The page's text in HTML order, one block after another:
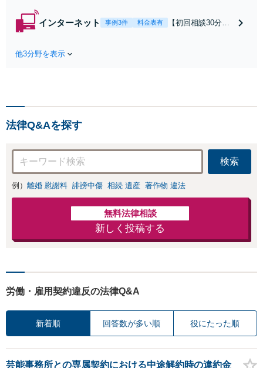
れたら、サインす
インターネット 事例3件 料金表有
【初回相談30分無
お店の風評被害対
応可：開示請求の
意見照会が来たと
きの対処法、被害
者との示談交渉
他3分野を表示
法律Q&Aを探す
検索
例） 離婚 慰謝料 誹謗中傷 相続 遺産 著作物 違法
無料法律相談
新しく投稿する
労働・雇用契約違反の法律Q&A
新着順 回答数が多い順 役にたった順
芸能事務所との専属契約における中途解約時の違約金